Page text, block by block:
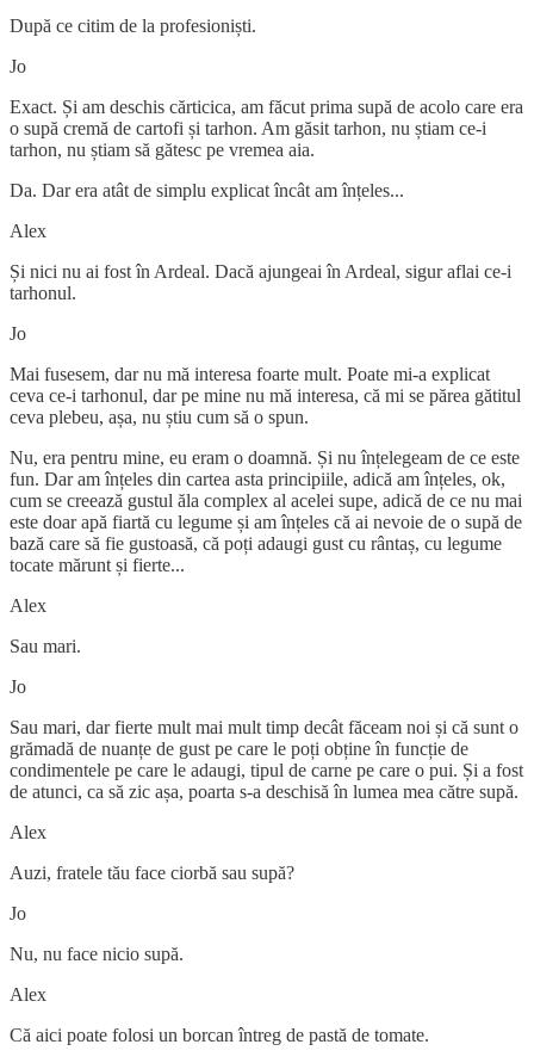
După ce citim de la profesioniști.
Jo
Exact. Și am deschis cărticica, am făcut prima supă de acolo care era
o supă cremă de cartofi și tarhon. Am găsit tarhon, nu știam ce-i
tarhon, nu știam să gătesc pe vremea aia.
Da. Dar era atât de simplu explicat încât am înțeles...
Alex
Și nici nu ai fost în Ardeal. Dacă ajungeai în Ardeal, sigur aflai ce-i
tarhonul.
Jo
Mai fusesem, dar nu mă interesa foarte mult. Poate mi-a explicat
ceva ce-i tarhonul, dar pe mine nu mă interesa, că mi se părea gătitul
ceva plebeu, așa, nu știu cum să o spun.
Nu, era pentru mine, eu eram o doamnă. Și nu înțelegeam de ce este
fun. Dar am înțeles din cartea asta principiile, adică am înțeles, ok,
cum se creează gustul ăla complex al acelei supe, adică de ce nu mai
este doar apă fiartă cu legume și am înțeles că ai nevoie de o supă de
bază care să fie gustoasă, că poți adaugi gust cu rântaș, cu legume
tocate mărunt și fierte...
Alex
Sau mari.
Jo
Sau mari, dar fierte mult mai mult timp decât făceam noi și că sunt o
grămadă de nuanțe de gust pe care le poți obține în funcție de
condimentele pe care le adaugi, tipul de carne pe care o pui. Și a fost
de atunci, ca să zic așa, poarta s-a deschisă în lumea mea către supă.
Alex
Auzi, fratele tău face ciorbă sau supă?
Jo
Nu, nu face nicio supă.
Alex
Că aici poate folosi un borcan întreg de pastă de tomate.